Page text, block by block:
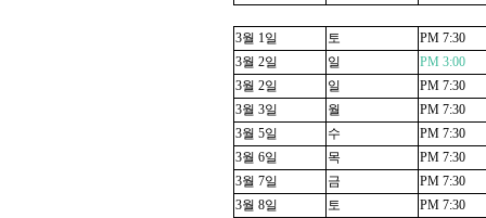
3월 1일 토
PM 7:30
3월 2일 일
PM 3:00
3월 2일 일
PM 7:30
3월 3일 월
PM 7:30
3월 5일 수
PM 7:30
3월 6일 목
PM 7:30
3월 7일 금
PM 7:30
3월 8일 토
PM 7:30